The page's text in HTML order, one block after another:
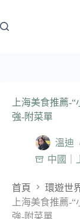
至
上海美食推薦-
強-附菜單
溫迪
中國｜
首頁 環遊世
上海美食推薦-
強-附菜單